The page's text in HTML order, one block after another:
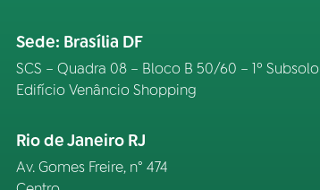
Sede: Brasília DF
SCS – Quadra 08 – Bloco B 50/60 – 1º Subsolo
Edifício Venâncio Shopping
Rio de Janeiro RJ
Av. Gomes Freire, n° 474